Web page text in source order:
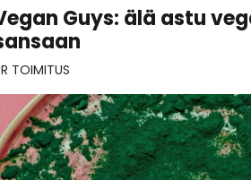
Guys: älä astu
TOIMITUS